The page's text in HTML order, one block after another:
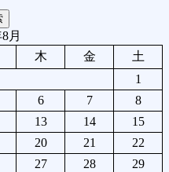
月
木 金
土
1
6 7
8
13 14
15
20 21
22
27 28
29